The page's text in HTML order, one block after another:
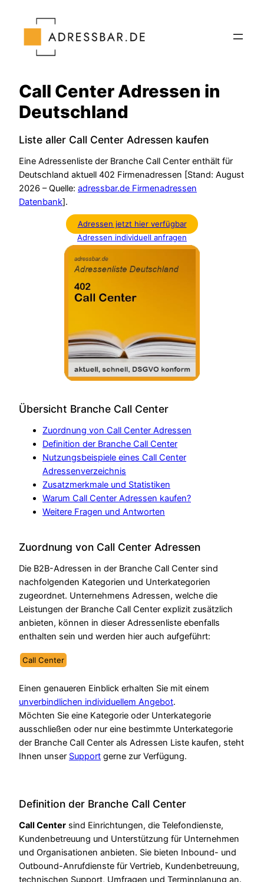
Call Center Adressen in
Deutschland
Liste aller Call Center Adressen kaufen
Eine Adressenliste der Branche Call Center enthält für
Deutschland aktuell 402 Firmenadressen [Stand: August
2026 – Quelle: adressbar.de Firmenadressen
Datenbank].
Adressen jetzt hier verfügbar
Adressen individuell anfragen
Übersicht Branche Call Center
Zuordnung von Call Center Adressen
Definition der Branche Call Center
Nutzungsbeispiele eines Call Center
Adressenverzeichnis
Zusatzmerkmale und Statistiken
Warum Call Center Adressen kaufen?
Weitere Fragen und Antworten
Zuordnung von Call Center Adressen
Die B2B-Adressen in der Branche Call Center sind
nachfolgenden Kategorien und Unterkategorien
zugeordnet. Unternehmens Adressen, welche die
Leistungen der Branche Call Center explizit zusätzlich
anbieten, können in dieser Adressenliste ebenfalls
enthalten sein und werden hier auch aufgeführt:
Call Center
Einen genaueren Einblick erhalten Sie mit einem
unverbindlichen individuellem Angebot.
Möchten Sie eine Kategorie oder Unterkategorie
ausschließen oder nur eine bestimmte Unterkategorie
der Branche Call Center als Adressen Liste kaufen, steht
Ihnen unser Support gerne zur Verfügung.
Definition der Branche Call Center
Call Center sind Einrichtungen, die Telefondienste,
Kundenbetreuung und Unterstützung für Unternehmen
und Organisationen anbieten. Sie bieten Inbound- und
Outbound-Anrufdienste für Vertrieb, Kundenbetreuung,
technischen Support, Umfragen und Terminplanung an.